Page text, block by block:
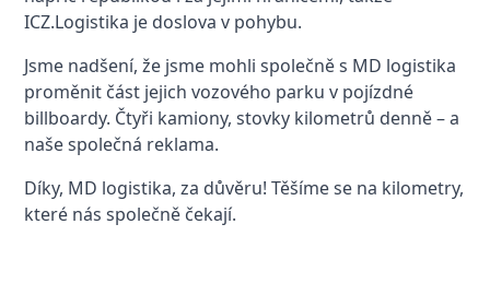
ICZ.Logistika je doslova v pohybu.
Jsme nadšení, že jsme mohli společně s MD logistika
proměnit část jejich vozového parku v pojízdné
billboardy. Čtyři kamiony, stovky kilometrů denně – a
naše společná reklama.
Díky, MD logistika, za důvěru! Těšíme se na kilometry,
které nás společně čekají.